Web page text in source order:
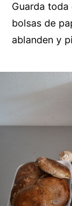
Guarda toda
bolsas de
ablanden y